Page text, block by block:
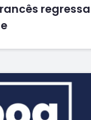
regressa